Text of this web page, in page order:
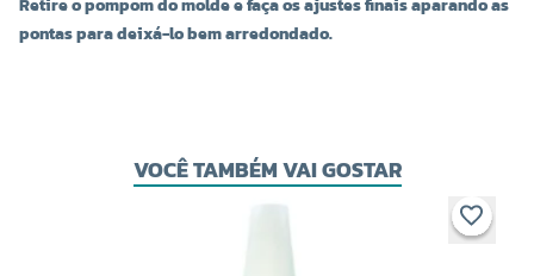
Retire o pompom do molde e faça os ajustes finais aparando as
pontas para deixá-lo bem arredondado.
VOCÊ TAMBÉM VAI GOSTAR